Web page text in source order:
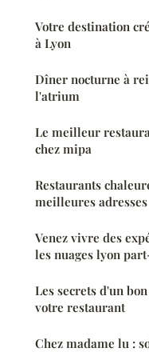
Votre destination
à Lyon
Dîner nocturne à
l'atrium
Le meilleur
chez mipa
Restaurants
meilleures adresses
Venez vivre des
les nuages lyon
Les secrets d'un
votre restaurant
Chez madame lu :